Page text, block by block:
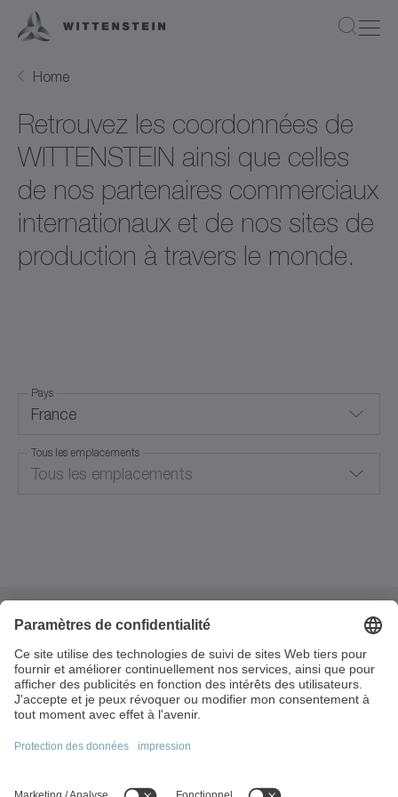
Home
Retrouvez les coordonnées de
WITTENSTEIN ainsi que celles
de nos partenaires commerciaux
internationaux et de nos sites de
production à travers le monde.
France
Brésil
Suisse
Chine
Pays
Tous les emplacements
Tous les emplacements
4 rue René Dubos
95410 Groslay
France
+33 1.34.17.90.95
info@wittenstein.fr
Sujets principaux: